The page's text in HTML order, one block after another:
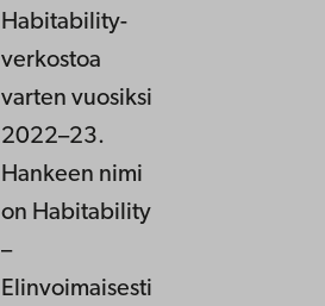
Habitability-
verkostoa
varten vuosiksi
2022–23.
Hankeen nimi
on Habitability
–
Elinvoimaisesti